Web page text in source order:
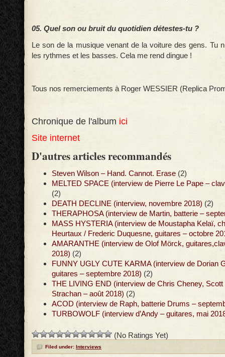
05. Quel son ou bruit du quotidien détestes-tu ?
Le son de la musique venant de la voiture des gens. Tu
les rythmes et les basses. Cela me rend dingue !
Tous nos remerciements à Roger WESSIER (Replica
Chronique de l'album ici
Site internet
D'autres articles recommandés
Steven Wilson – Hand. Cannot. Erase (2)
MELTED SPACE (interview de Pierre Le Pape –
(2)
DEATH DECLINE (interview, novembre 2018) (2)
THERAPHOSA (interview de Martin, batterie –
MASS HYSTERIA (interview de Moustapha Kelaï,
Heurtaux / Frederic Duquesne, guitares – octobre
AMARANTHE (interview de Olof Mörck,
2018) (2)
FUNNY UGLY CUTE KARMA (interview de Dorian
guitares – septembre 2018) (2)
THE LIVING END (interview de Chris Cheney,
Strachan – août 2018) (2)
ACOD (interview de Raph, batterie Drums –
TURBOWOLF (interview d’Andy – guitares, mai
(No Ratings Yet)
Filed under: Interviews